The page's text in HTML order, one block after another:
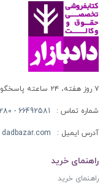
۷ روز هفته، ۲۴ ساعته پاسخگوی شما هستیم
شماره تماس : 66492581 - 66413280 (021)
آدرس ایمیل :
راهنمای خرید
راهنمای خرید